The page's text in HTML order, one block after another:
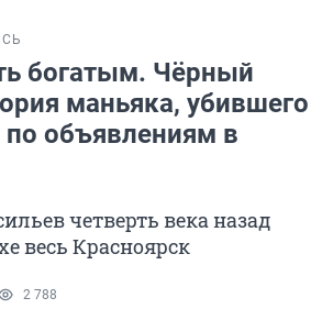
богатым. Чёрный
маньяка, убившего
по объявлениям в
четверть века назад
весь Красноярск
2 788